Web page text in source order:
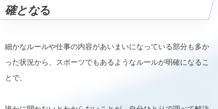
確となる
細かなルールや仕事の内容があいまいになっている部分も多か
った状況から、スポーツでもあるようなルールが明確になるこ
とで、